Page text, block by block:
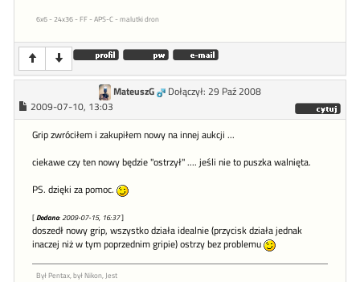
6x6 - 24x36 - FF - APS-C - malutki dron
MateuszG
Dołączył: 29 Paź 2008
2009-07-10, 13:03
Grip zwróciłem i zakupiłem nowy na innej aukcji ...
ciekawe czy ten nowy będzie "ostrzył" .... jeśli nie to puszka walnięta.
PS. dzięki za pomoc.
[Dodano: 2009-07-15, 16:37]
doszedł nowy grip, wszystko działa idealnie (przycisk działa jednak
inaczej niż w tym poprzednim gripie) ostrzy bez problemu
Był Pentax, był Nikon, Jest